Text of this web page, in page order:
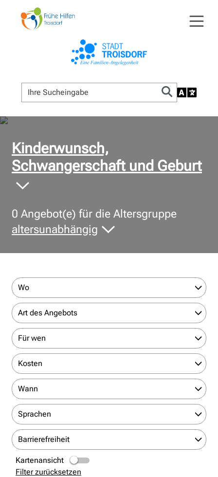
© Bildnachweis
Kinderwunsch,
Schwangerschaft und Geburt
0 Angebot(e) für die Altersgruppe
altersunabhängig
Wo
Art des Angebots
Für wen
Kosten
Wann
Sprachen
Barrierefreiheit
Kartenansicht
Filter zurücksetzen